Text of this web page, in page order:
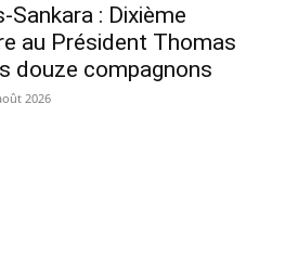
: Dixième
au Président Thomas
douze compagnons
2026